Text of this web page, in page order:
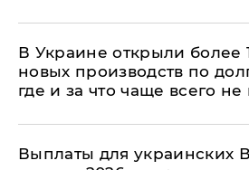
В Украине открыли более
новых производств по
где и за что чаще всего не
Выплаты для украинских